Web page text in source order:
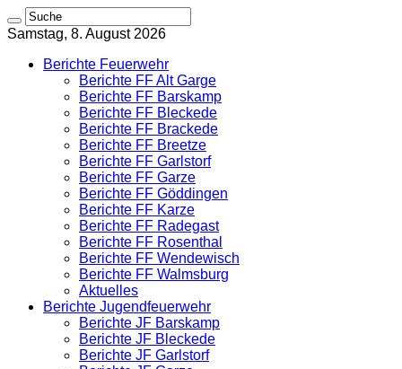
Samstag, 8. August 2026
Berichte Feuerwehr
Berichte FF Alt Garge
Berichte FF Barskamp
Berichte FF Bleckede
Berichte FF Brackede
Berichte FF Breetze
Berichte FF Garlstorf
Berichte FF Garze
Berichte FF Göddingen
Berichte FF Karze
Berichte FF Radegast
Berichte FF Rosenthal
Berichte FF Wendewisch
Berichte FF Walmsburg
Aktuelles
Berichte Jugendfeuerwehr
Berichte JF Barskamp
Berichte JF Bleckede
Berichte JF Garlstorf